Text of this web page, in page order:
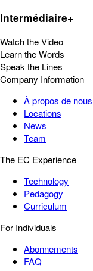
Intermédiaire+
Watch the Video
Learn the Words
Speak the Lines
Company Information
À propos de nous
Locations
News
Team
The EC Experience
Technology
Pedagogy
Curriculum
For Individuals
Abonnements
FAQ